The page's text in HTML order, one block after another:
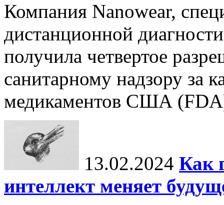
Компания Nanowear,
дистанционной
получила четвертое
санитарному надзору за
медикаментов США
13.02.2024 Как
интеллект меняет